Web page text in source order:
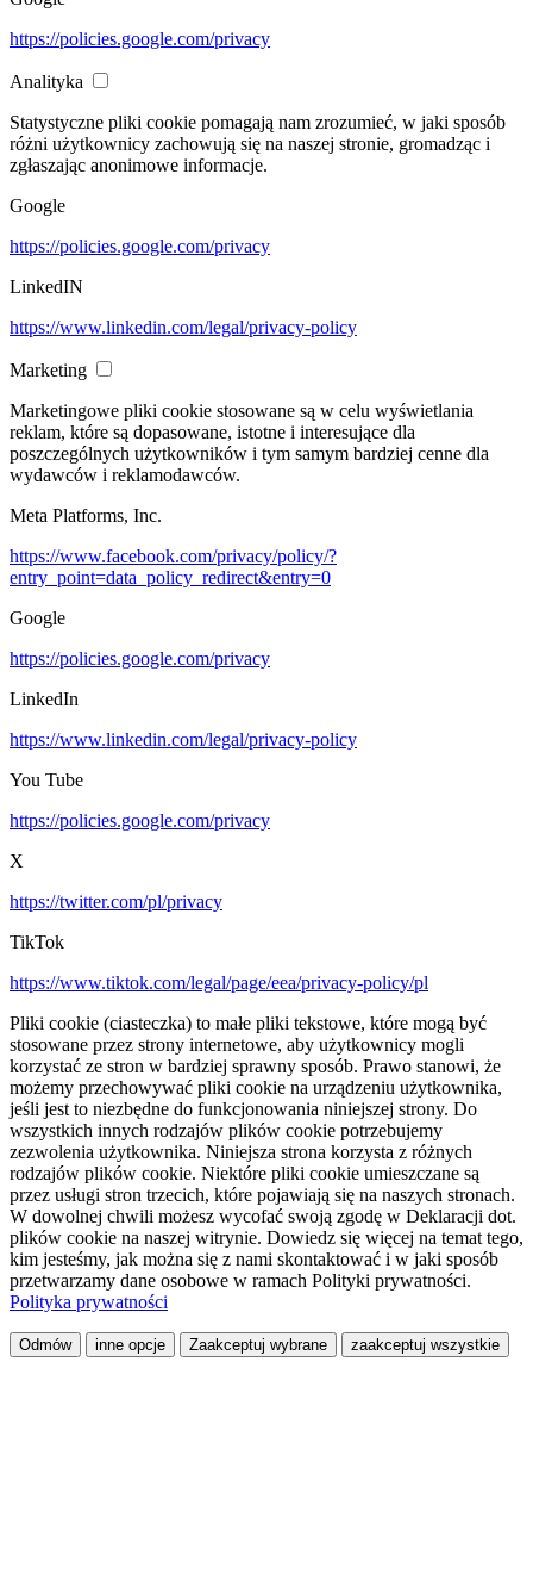
https://policies.google.com/privacy
Analityka
Statystyczne pliki cookie pomagają nam zrozumieć, w jaki sposób
różni użytkownicy zachowują się na naszej stronie, gromadząc i
zgłaszając anonimowe informacje.
Google
https://policies.google.com/privacy
LinkedIN
https://www.linkedin.com/legal/privacy-policy
Marketing
Marketingowe pliki cookie stosowane są w celu wyświetlania
reklam, które są dopasowane, istotne i interesujące dla
poszczególnych użytkowników i tym samym bardziej cenne dla
wydawców i reklamodawców.
Meta Platforms, Inc.
https://www.facebook.com/privacy/policy/?
entry_point=data_policy_redirect&entry=0
Google
https://policies.google.com/privacy
LinkedIn
https://www.linkedin.com/legal/privacy-policy
You Tube
https://policies.google.com/privacy
X
https://twitter.com/pl/privacy
TikTok
https://www.tiktok.com/legal/page/eea/privacy-policy/pl
Pliki cookie (ciasteczka) to małe pliki tekstowe, które mogą być
stosowane przez strony internetowe, aby użytkownicy mogli
korzystać ze stron w bardziej sprawny sposób. Prawo stanowi, że
możemy przechowywać pliki cookie na urządzeniu użytkownika,
jeśli jest to niezbędne do funkcjonowania niniejszej strony. Do
wszystkich innych rodzajów plików cookie potrzebujemy
zezwolenia użytkownika. Niniejsza strona korzysta z różnych
rodzajów plików cookie. Niektóre pliki cookie umieszczane są
przez usługi stron trzecich, które pojawiają się na naszych stronach.
W dowolnej chwili możesz wycofać swoją zgodę w Deklaracji dot.
plików cookie na naszej witrynie. Dowiedz się więcej na temat tego,
kim jesteśmy, jak można się z nami skontaktować i w jaki sposób
przetwarzamy dane osobowe w ramach Polityki prywatności.
Polityka prywatności
Odmów inne opcje Zaakceptuj wybrane zaakceptuj wszystkie